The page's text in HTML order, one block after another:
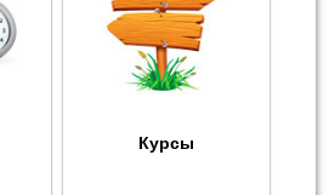
Курсы